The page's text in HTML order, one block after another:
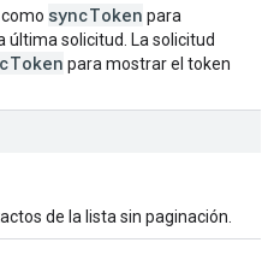
syncToken para
última solicitud. La solicitud
para mostrar el token
de la lista sin paginación.